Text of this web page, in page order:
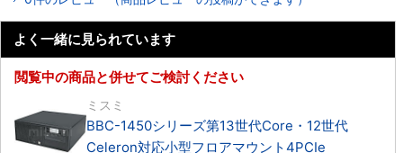
よく一緒に見られています
閲覧中の商品と併せてご検討ください
ミスミ
BBC-1450シリーズ第13世代Core・12世代
Celeron対応小型フロアマウント4PCIe